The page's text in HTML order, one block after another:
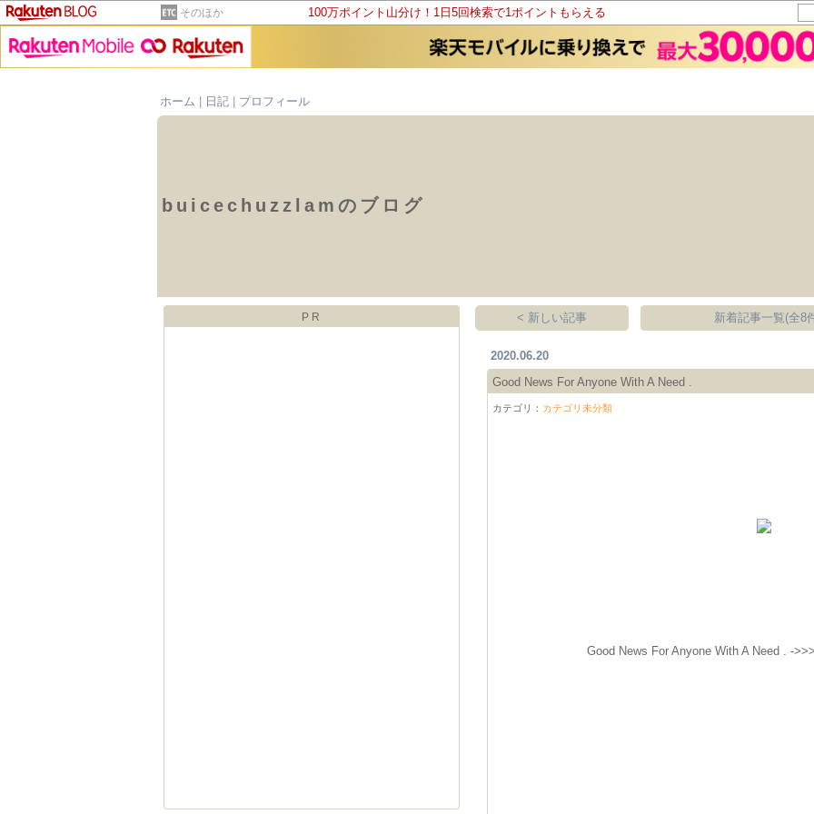
そのほか 100万ポイント山分け！1日5回検索で1ポイントもらえる
ホーム
日記 プロフィール
buicechuzzlamのブログ
PR < 新しい記事 新着記事一覧(全8
2020.06.20
Good News For Anyone With A Need .
カテゴリ： カテゴリ未分類
Good News For Anyone With A Need . ->>>